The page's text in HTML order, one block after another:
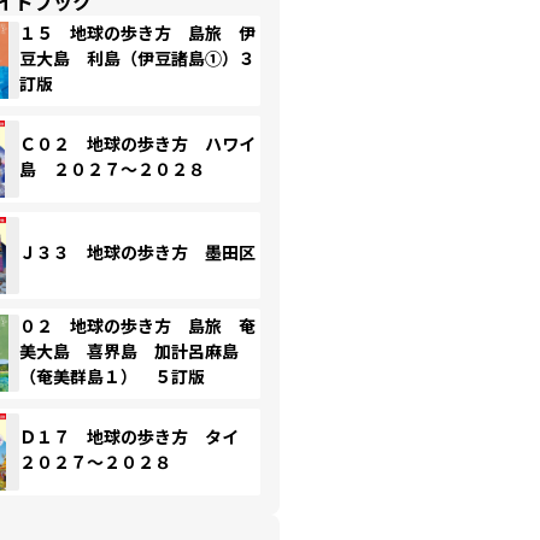
１５ 地球の歩き方 島旅 伊
豆大島 利島（伊豆諸島①）３
訂版
Ｃ０２ 地球の歩き方 ハワイ
島 ２０２７～２０２８
Ｊ３３ 地球の歩き方 墨田区
０２ 地球の歩き方 島旅 奄
美大島 喜界島 加計呂麻島
（奄美群島１） ５訂版
Ｄ１７ 地球の歩き方 タイ
２０２７～２０２８